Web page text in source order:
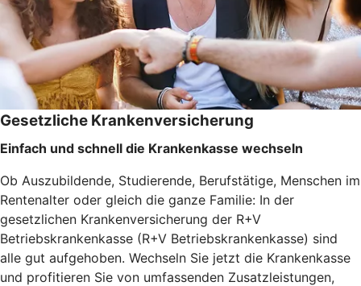
Gesetzliche Krankenversicherung
Einfach und schnell die Krankenkasse wechseln
Ob Auszubildende, Studierende, Berufstätige, Menschen im
Rentenalter oder gleich die ganze Familie: In der
gesetzlichen Krankenversicherung der R+V
Betriebskrankenkasse (R+V Betriebskrankenkasse) sind
alle gut aufgehoben. Wechseln Sie jetzt die Krankenkasse
und profitieren Sie von umfassenden Zusatzleistungen,